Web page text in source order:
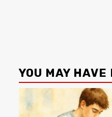
YOU MAY HAVE